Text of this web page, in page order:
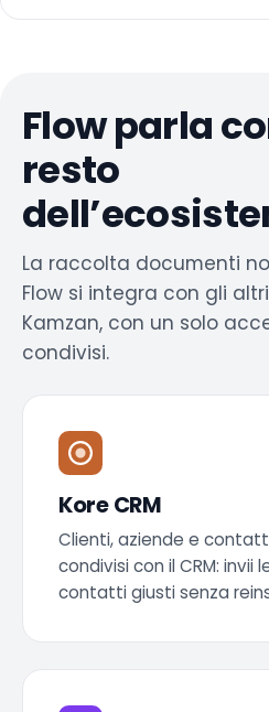
Flow parla
resto
La raccolta documenti
Flow si integra con gli
Kamzan, con un solo
condivisi.
Kore CRM
Clienti, aziende e
condivisi con il CRM: invii
contatti giusti senza